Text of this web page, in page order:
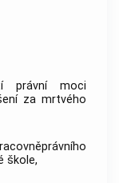
právní moci
za mrtvého
škole,